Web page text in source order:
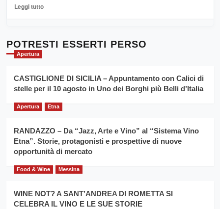
Sicilia
l’
evento
la
filiera
grano
Leggi tuttoLeggi
Cronoscalata
per
il
anno
Franco
Caruso
POTRESTI ESSERTI PERSO
Apertura
CASTIGLIONE DI SICILIA – Appuntamento con Calici di
stelle per il 10 agosto in Uno dei Borghi più Belli d’Italia
Apertura Etna
RANDAZZO – Da “Jazz, Arte e Vino” al “Sistema Vino
Etna”. Storie, protagonisti e prospettive di nuove
opportunità di mercato
Food & Wine Messina
WINE NOT? A SANT’ANDREA DI ROMETTA SI
CELEBRA IL VINO E LE SUE STORIE